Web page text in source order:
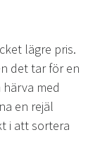
lägre pris.
det tar för en
med
en rejäl
i att sortera